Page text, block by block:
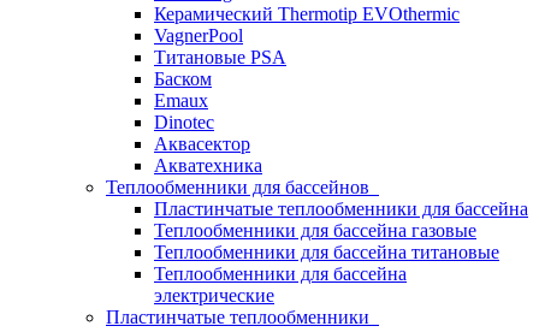
Керамический Thermotip EVOthermic
VagnerPool
Титановые PSA
Баском
Emaux
Dinotec
Аквасектор
Акватехника
Теплообменники для бассейнов
Пластинчатые теплообменники для бассейна
Теплообменники для бассейна газовые
Теплообменники для бассейна титановые
Теплообменники для бассейна
электрические
Пластинчатые теплообменники